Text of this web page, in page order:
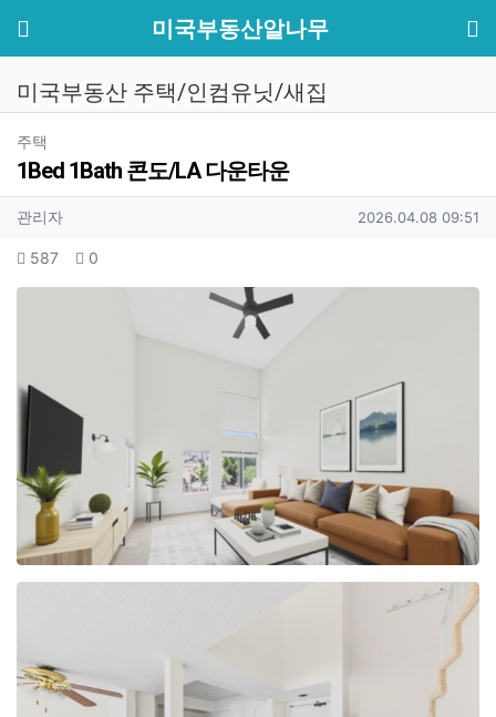
미국부동산알나무
미국부동산 주택/인컴유닛/새집
주택
1Bed 1Bath 콘도/LA 다운타운
작성자 정보
관리자작성 작성일
2026.04.08 09:51
컨텐츠 정보
587조회 0